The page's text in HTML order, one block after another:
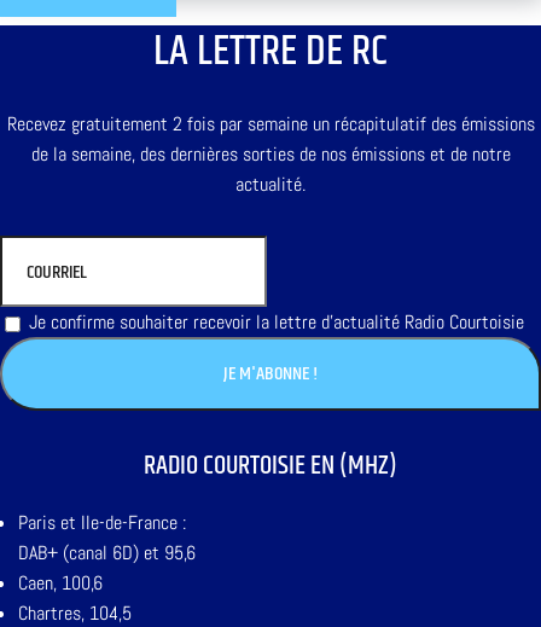
LA LETTRE DE RC
Recevez gratuitement 2 fois par semaine un récapitulatif des émissions
de la semaine, des dernières sorties de nos émissions et de notre
actualité.
Je confirme souhaiter recevoir la lettre d'actualité Radio Courtoisie
RADIO COURTOISIE EN (MHZ)
Paris et Ile-de-France :
DAB+ (canal 6D) et 95,6
Caen, 100,6
Chartres, 104,5